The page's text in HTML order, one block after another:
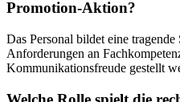
Promotion-Aktion?
Das Personal bildet eine
Anforderungen an
Kommunikationsfreude gestellt